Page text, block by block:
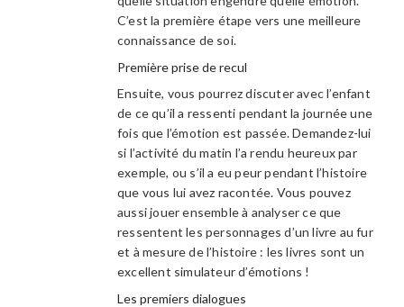
C’est la première étape vers une meilleure
connaissance de soi.
Première prise de recul
Ensuite, vous pourrez discuter avec l’enfant
de ce qu’il a ressenti pendant la journée une
fois que l’émotion est passée. Demandez-lui
si l’activité du matin l’a rendu heureux par
exemple, ou s’il a eu peur pendant l’histoire
que vous lui avez racontée. Vous pouvez
aussi jouer ensemble à analyser ce que
ressentent les personnages d’un livre au fur
et à mesure de l’histoire : les livres sont un
excellent simulateur d’émotions !
Les premiers dialogues